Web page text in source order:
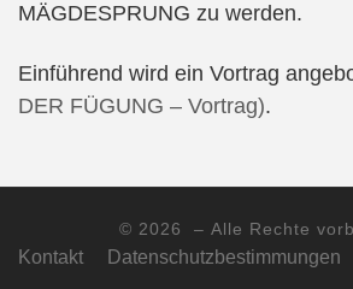
MÄGDESPRUNG zu werden.
Einführend wird ein Vortrag
DER FÜGUNG – Vortrag).
© 2026 – Alle Rechte
Kontakt Datenschutzbestimmungen